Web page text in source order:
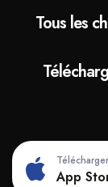
Tous les
App